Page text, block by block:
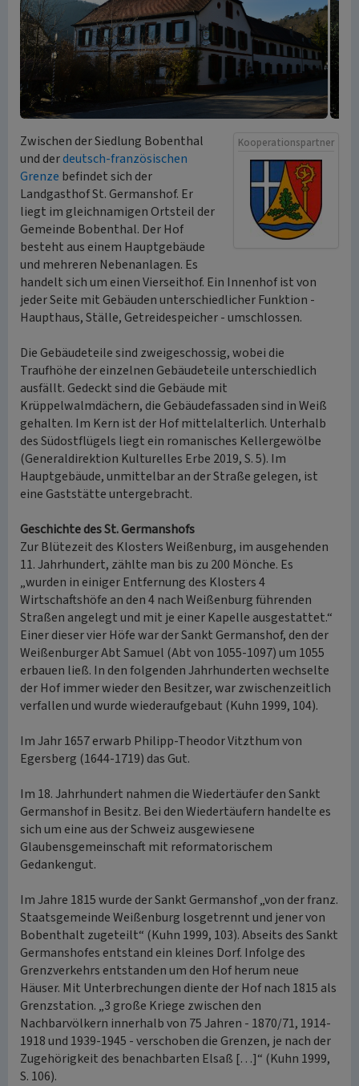
Kooperationspartner
Zwischen der Siedlung Bobenthal
und derdeutsch-französischen
Grenze befindet sich der
Landgasthof St. Germanshof. Er
liegt im gleichnamigen Ortsteil der
Gemeinde Bobenthal. Der Hof
besteht aus einem Hauptgebäude
und mehreren Nebenanlagen. Es
handelt sich um einen Vierseithof. Ein Innenhof ist von
jeder Seite mit Gebäuden unterschiedlicher Funktion -
Haupthaus, Ställe, Getreidespeicher - umschlossen.
Die Gebäudeteile sind zweigeschossig, wobei die
Traufhöhe der einzelnen Gebäudeteile unterschiedlich
ausfällt. Gedeckt sind die Gebäude mit
Krüppelwalmdächern, die Gebäudefassaden sind in Weiß
gehalten. Im Kern ist der Hof mittelalterlich. Unterhalb
des Südostflügels liegt ein romanisches Kellergewölbe
(Generaldirektion Kulturelles Erbe 2019, S. 5). Im
Hauptgebäude, unmittelbar an der Straße gelegen, ist
eine Gaststätte untergebracht.
Geschichte des St. Germanshofs
Zur Blütezeit des Klosters Weißenburg, im ausgehenden
11. Jahrhundert, zählte man bis zu 200 Mönche. Es
„wurden in einiger Entfernung des Klosters 4
Wirtschaftshöfe an den 4 nach Weißenburg führenden
Straßen angelegt und mit je einer Kapelle ausgestattet.“
Einer dieser vier Höfe war der Sankt Germanshof, den der
Weißenburger Abt Samuel (Abt von 1055-1097) um 1055
erbauen ließ. In den folgenden Jahrhunderten wechselte
der Hof immer wieder den Besitzer, war zwischenzeitlich
verfallen und wurde wiederaufgebaut (Kuhn 1999, 104).
Im Jahr 1657 erwarb Philipp-Theodor Vitzthum von
Egersberg (1644-1719) das Gut.
Im 18. Jahrhundert nahmen die Wiedertäufer den Sankt
Germanshof in Besitz. Bei den Wiedertäufern handelte es
sich um eine aus der Schweiz ausgewiesene
Glaubensgemeinschaft mit reformatorischem
Gedankengut.
Im Jahre 1815 wurde der Sankt Germanshof „von der franz.
Staatsgemeinde Weißenburg losgetrennt und jener von
Bobenthalt zugeteilt“ (Kuhn 1999, 103). Abseits des Sankt
Germanshofes entstand ein kleines Dorf. Infolge des
Grenzverkehrs entstanden um den Hof herum neue
Häuser. Mit Unterbrechungen diente der Hof nach 1815 als
Grenzstation. „3 große Kriege zwischen den
Nachbarvölkern innerhalb von 75 Jahren - 1870/71, 1914-
1918 und 1939-1945 - verschoben die Grenzen, je nach der
Zugehörigkeit des benachbarten Elsaß […]“ (Kuhn 1999,
S. 106).